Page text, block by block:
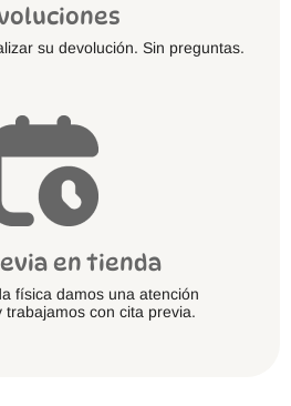
su devolución. Sin preguntas.
en tienda
física damos una atención
trabajamos con cita previa.